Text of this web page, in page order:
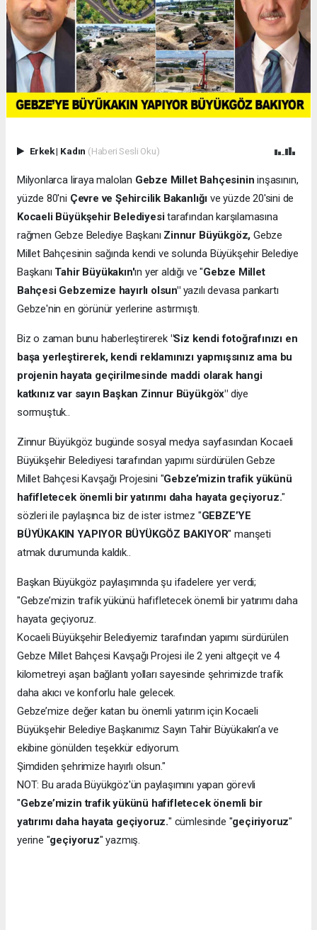
Erkek| Kadın (Haberi Sesli Oku)
Milyonlarca liraya malolan Gebze Millet Bahçesinin inşasının,
yüzde 80'ni Çevre ve Şehircilik Bakanlığı ve yüzde 20'sini de
Kocaeli Büyükşehir Belediyesitarafından karşılamasına
rağmen Gebze Belediye Başkanı Zinnur Büyükgöz, Gebze
Millet Bahçesinin sağında kendi ve solunda Büyükşehir Belediye
Başkanı Tahir Büyükakın'ın yer aldığı ve "Gebze Millet
Bahçesi Gebzemize hayırlı olsun"yazılı devasa pankartı
Gebze'nin en görünür yerlerine astırmıştı.
Biz o zaman bunu haberleştirerek "Siz kendi fotoğrafınızı en
başa yerleştirerek, kendi reklamınızı yapmışsınız ama bu
projenin hayata geçirilmesinde maddi olarak hangi
katkınız var sayın Başkan Zinnur Büyükgöx" diye
sormuştuk..
Zinnur Büyükgöz bugünde sosyal medya sayfasından Kocaeli
Büyükşehir Belediyesi tarafından yapımı sürdürülen Gebze
Millet Bahçesi Kavşağı Projesini "Gebze’mizin trafik yükünü
hafifletecek önemli bir yatırımı daha hayata geçiyoruz."
sözleri ile paylaşınca biz de ister istmez "GEBZE’YE
BÜYÜKAKIN YAPIYOR BÜYÜKGÖZ BAKIYOR" manşeti
atmak durumunda kaldık..
Başkan Büyükgöz paylaşımında şu ifadelere yer verdi;
"Gebze’mizin trafik yükünü hafifletecek önemli bir yatırımı daha
hayata geçiyoruz.
Kocaeli Büyükşehir Belediyemiz tarafından yapımı sürdürülen
Gebze Millet Bahçesi Kavşağı Projesi ile 2 yeni altgeçit ve 4
kilometreyi aşan bağlantı yolları sayesinde şehrimizde trafik
daha akıcı ve konforlu hale gelecek.
Gebze’mize değer katan bu önemli yatırım için Kocaeli
Büyükşehir Belediye Başkanımız Sayın Tahir Büyükakın’a ve
ekibine gönülden teşekkür ediyorum.
Şimdiden şehrimize hayırlı olsun."
NOT: Bu arada Büyükgöz'ün paylaşımını yapan görevli
"Gebze’mizin trafik yükünü hafifletecek önemli bir
yatırımı daha hayata geçiyoruz." cümlesinde "geçiriyoruz"
yerine "geçiyoruz" yazmış.